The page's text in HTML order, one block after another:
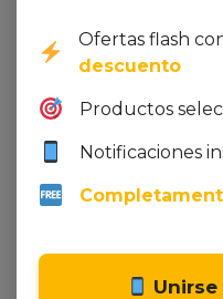
Your email address
fields are makes.
Ofertas flash
descuento
Productos
Notificaciones
Unirse